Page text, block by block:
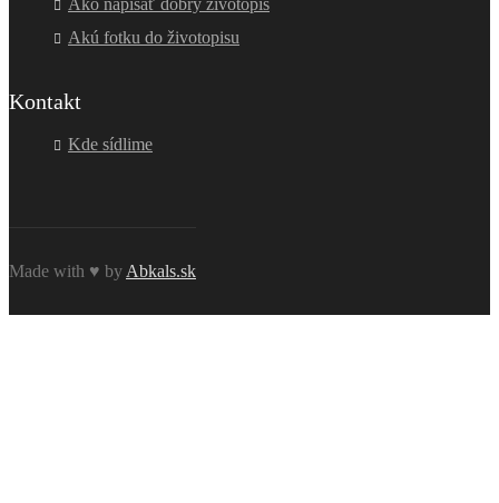
Ako napísať dobrý životopis
Akú fotku do životopisu
Kontakt
Kde sídlime
Made with ♥ by Abkals.sk